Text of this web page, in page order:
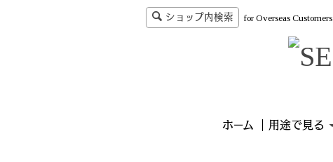
ショップ内検索 for Overseas Customers
ホーム 用途で見る